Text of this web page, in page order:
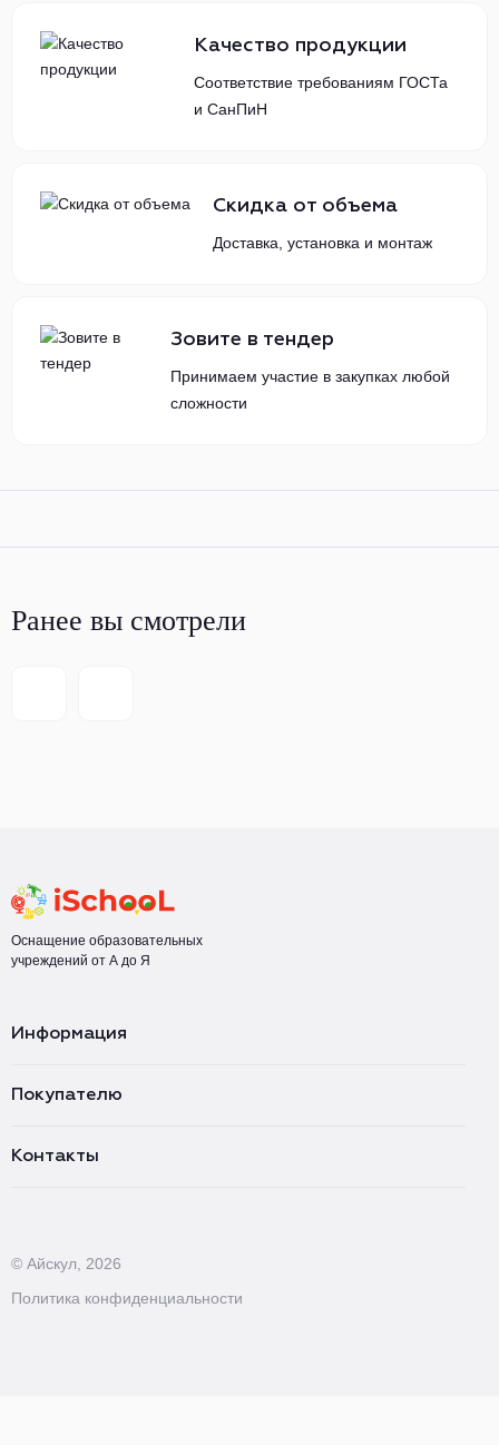
Качество продукции
Соответствие требованиям ГОСТа
и СанПиН
Скидка от объема
Доставка, установка и монтаж
Зовите в тендер
Принимаем участие в закупках любой
сложности
Ранее вы смотрели
Оснащение образовательных
учреждений от А до Я
Информация
Покупателю
Контакты
© Айскул, 2026
Политика конфиденциальности